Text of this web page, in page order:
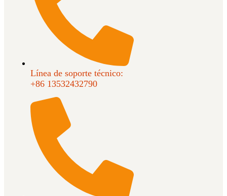
Línea de soporte técnico:
+86 13532432790